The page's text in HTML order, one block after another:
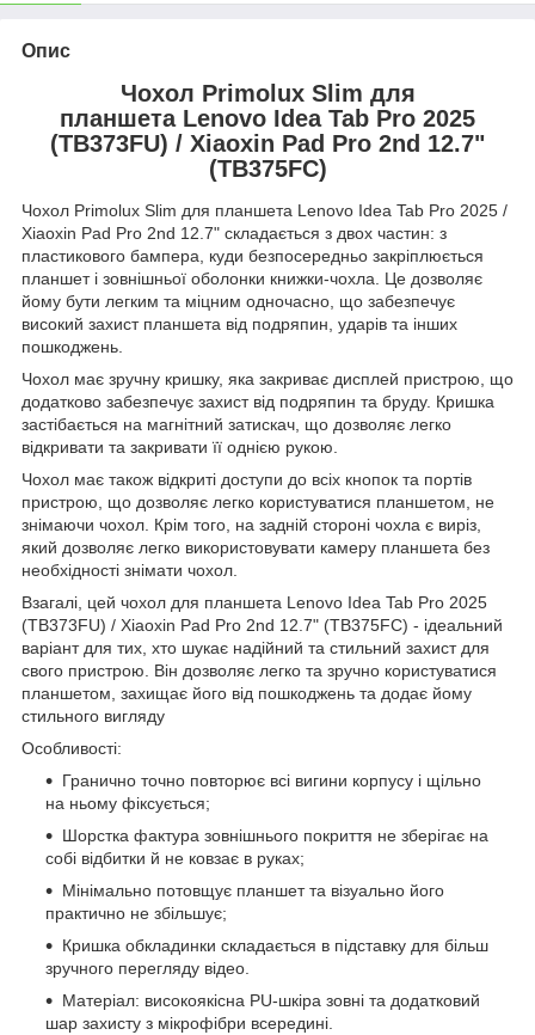
Опис
Чохол Primolux Slim для
планшета Lenovo Idea Tab Pro 2025
(TB373FU) / Xiaoxin Pad Pro 2nd 12.7"
(TB375FC)
Чохол Primolux Slim для планшета Lenovo Idea Tab Pro 2025 /
Xiaoxin Pad Pro 2nd 12.7" складається з двох частин: з
пластикового бампера, куди безпосередньо закріплюється
планшет і зовнішньої оболонки книжки-чохла. Це дозволяє
йому бути легким та міцним одночасно, що забезпечує
високий захист планшета від подряпин, ударів та інших
пошкоджень.
Чохол має зручну кришку, яка закриває дисплей пристрою, що
додатково забезпечує захист від подряпин та бруду. Кришка
застібається на магнітний затискач, що дозволяє легко
відкривати та закривати її однією рукою.
Чохол має також відкриті доступи до всіх кнопок та портів
пристрою, що дозволяє легко користуватися планшетом, не
знімаючи чохол. Крім того, на задній стороні чохла є виріз,
який дозволяє легко використовувати камеру планшета без
необхідності знімати чохол.
Взагалі, цей чохол для планшета Lenovo Idea Tab Pro 2025
(TB373FU) / Xiaoxin Pad Pro 2nd 12.7" (TB375FC) - ідеальний
варіант для тих, хто шукає надійний та стильний захист для
свого пристрою. Він дозволяє легко та зручно користуватися
планшетом, захищає його від пошкоджень та додає йому
стильного вигляду
Особливості:
Гранично точно повторює всі вигини корпусу і щільно
на ньому фіксується;
Шорстка фактура зовнішнього покриття не зберігає на
собі відбитки й не ковзає в руках;
Мінімально потовщує планшет та візуально його
практично не збільшує;
Кришка обкладинки складається в підставку для більш
зручного перегляду відео.
Матеріал: високоякісна PU-шкіра зовні та додатковий
шар захисту з мікрофібри всередині.